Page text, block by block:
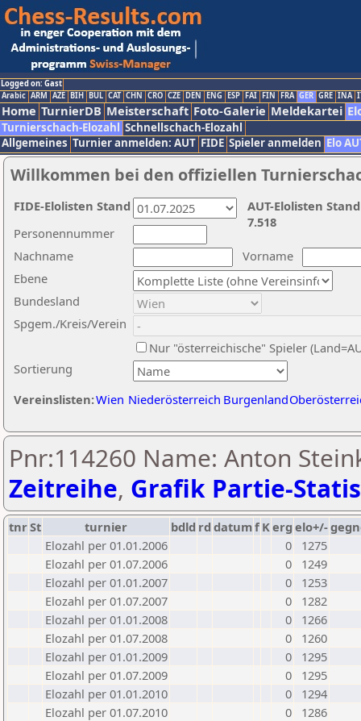
Logged on: Gast
Arabic ARM AZE BIH BUL CAT CHN CRO CZE DEN ENG ESP FAI FIN FRA GER GRE INA
Home TurnierDB Meisterschaft Foto-Galerie Meldekartei
Turnierschach-Elozahl Schnellschach-Elozahl
Allgemeines Turnier anmelden: AUT FIDE Spieler anmelden Elo
Willkommen bei den offiziellen
Nachname
Vorname
Ebene
Sortierung
Personennummer
Bundesland
Spgem./Kreis/Verein
Nur "österreichische" Spieler
Vereinslisten:Wien Niederösterreich Burgenland
AUT-Elolisten
7.518
FIDE-Elolisten Stand
Pnr:114260 Name: Anton
Zeitreihe, Grafik Partie-
tnrSt turnier bdld rd datumf Kerg elo+/-
Elozahl per 01.01.2006
0
1275
Elozahl per 01.07.2006
0
1249
Elozahl per 01.01.2007
0
1253
Elozahl per 01.07.2007
0
1282
Elozahl per 01.01.2008
0
1266
Elozahl per 01.07.2008
0
1260
Elozahl per 01.01.2009
0
1295
Elozahl per 01.07.2009
0
1295
Elozahl per 01.01.2010
0
1294
Elozahl per 01.07.2010
0
1286